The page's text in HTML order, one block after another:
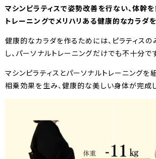
マシンピラティスで姿勢改善を行ない、体幹を
トレーニングでメリハリある健康的なカラダを
健康的なカラダを作るためには、ピラティス
し、パーソナルトレーニングだけでも不十分です
マシンピラティスとパーソナルトレーニングを
相乗効果を生み、健康的な美しい身体が完成し